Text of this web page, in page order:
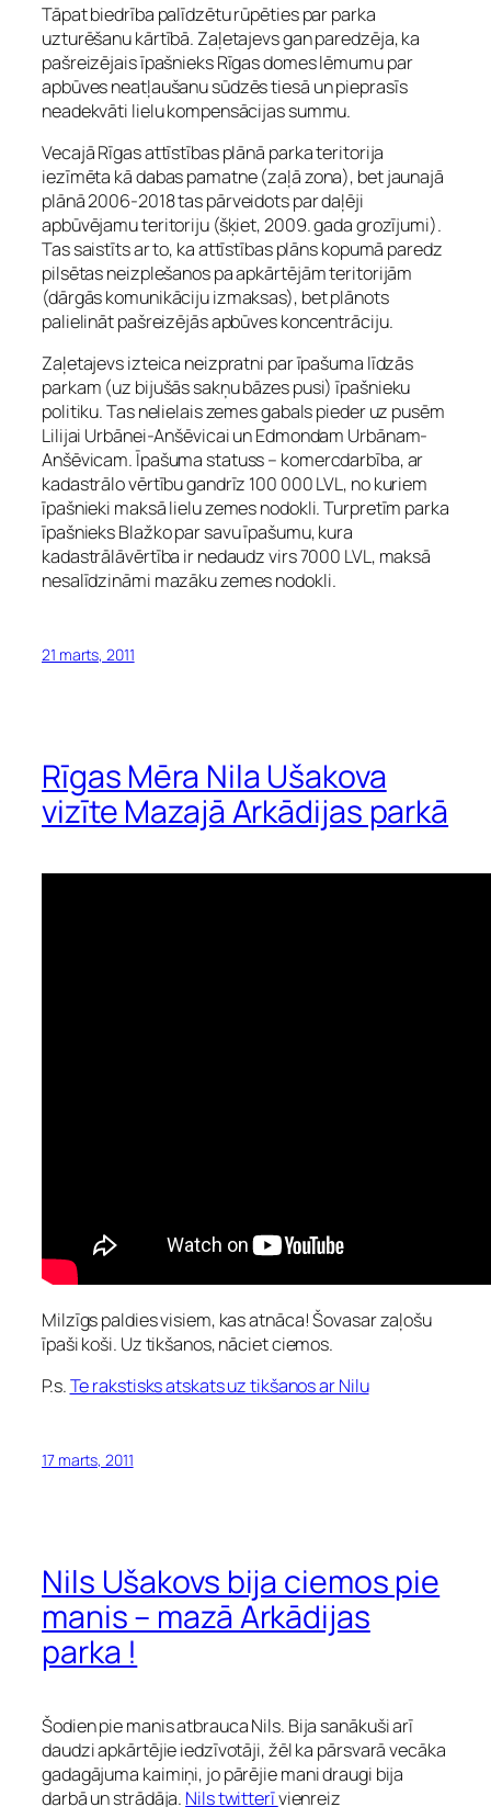
Tāpat biedrība palīdzētu rūpēties par parka
uzturēšanu kārtībā. Zaļetajevs gan paredzēja, ka
pašreizējais īpašnieks Rīgas domes lēmumu par
apbūves neatļaušanu sūdzēs tiesā un pieprasīs
neadekvāti lielu kompensācijas summu.
Vecajā Rīgas attīstības plānā parka teritorija
iezīmēta kā dabas pamatne (zaļā zona), bet jaunajā
plānā 2006-2018 tas pārveidots par daļēji
apbūvējamu teritoriju (šķiet, 2009. gada grozījumi).
Tas saistīts ar to, ka attīstības plāns kopumā paredz
pilsētas neizplešanos pa apkārtējām teritorijām
(dārgās komunikāciju izmaksas), bet plānots
palielināt pašreizējās apbūves koncentrāciju.
Zaļetajevs izteica neizpratni par īpašuma līdzās
parkam (uz bijušās sakņu bāzes pusi) īpašnieku
politiku. Tas nelielais zemes gabals pieder uz pusēm
Lilijai Urbānei-Anšēvicai un Edmondam Urbānam-
Anšēvicam. Īpašuma statuss – komercdarbība, ar
kadastrālo vērtību gandrīz 100 000 LVL, no kuriem
īpašnieki maksā lielu zemes nodokli. Turpretīm parka
īpašnieks Blažko par savu īpašumu, kura
kadastrālāvērtība ir nedaudz virs 7000 LVL, maksā
nesalīdzināmi mazāku zemes nodokli.
21 marts, 2011
Rīgas Mēra Nila Ušakova
vizīte Mazajā Arkādijas parkā
Milzīgs paldies visiem, kas atnāca! Šovasar zaļošu
īpaši koši. Uz tikšanos, nāciet ciemos.
P.s.Te rakstisks atskats uz tikšanos ar Nilu
17 marts, 2011
Nils Ušakovs bija ciemos pie
manis – mazā Arkādijas
parka !
Šodien pie manis atbrauca Nils. Bija sanākuši arī
daudzi apkārtējie iedzīvotāji, žēl ka pārsvarā vecāka
gadagājuma kaimiņi, jo pārējie mani draugi bija
darbā un strādāja. Nils twitterīvienreiz